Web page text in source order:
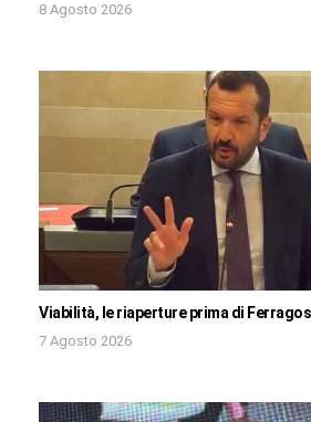
8 Agosto 2026
Viabilità, le riaperture prima di
7 Agosto 2026